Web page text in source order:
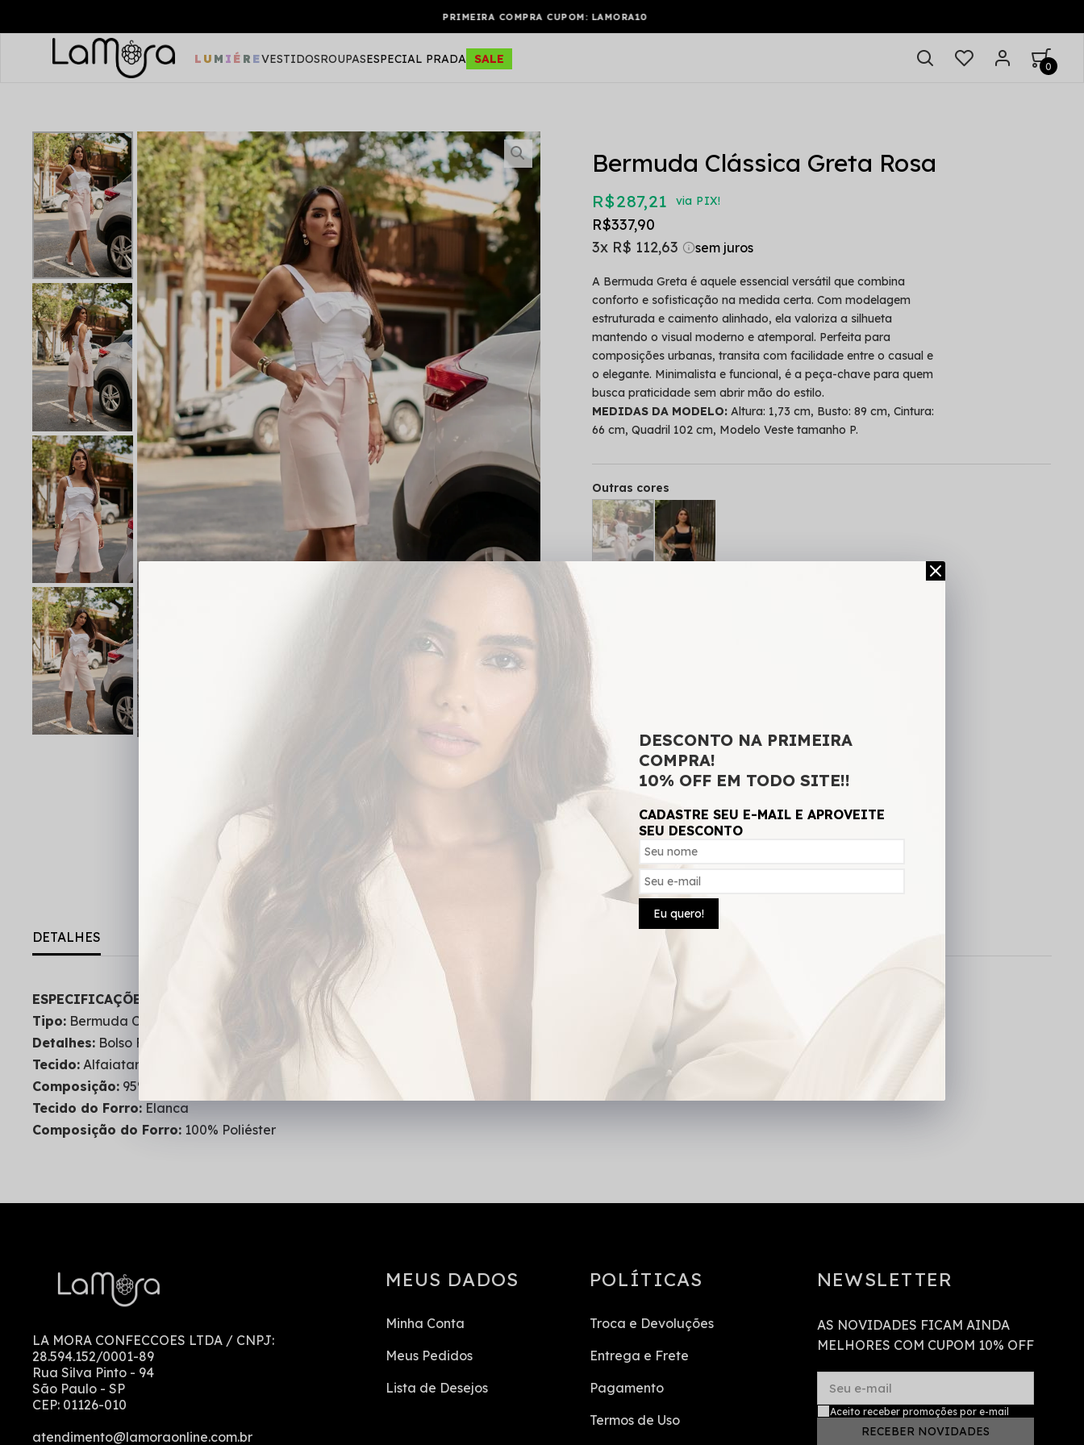
PRIMEIRA COMPRA CUPOM: LAMORA10
LUMIÉREVESTIDOSROUPASESPECIAL PRADA SALE 0
Bermuda Clássica Greta Rosa
R$ 287,21 via PIX!
R$ 337,90
3x R$ 112,63
A Bermuda Greta é aquele essencial versátil que combina
conforto e sofisticação na medida certa. Com modelagem
estruturada e caimento alinhado, ela valoriza a silhueta
mantendo o visual moderno e atemporal. Perfeita para
composições urbanas, transita com facilidade entre o casual e
o elegante. Minimalista e funcional, é a peça-chave para quem
busca praticidade sem abrir mão do estilo.
MEDIDAS DA MODELO: Altura: 1,73 cm, Busto: 89 cm, Cintura:
66 cm, Quadril 102 cm, Modelo Veste tamanho P.
Outras cores
M G GG
SKU:
DETALHES
ESPECIFICAÇÕES DO PRODUTO:
Tipo: Bermuda Clássica
Detalhes: Bolso Faca, Passante, Tecido não estica, Pence nas costas, Contém forro.
Tecido: Alfaiataria Veneta
Composição: 95% Poliéster - 5% Elastano
Tecido do Forro: Elanca
Composição do Forro: 100% Poliéster
LA MORA CONFECCOES LTDA / CNPJ:
28.594.152/0001-89
Rua Silva Pinto - 94
São Paulo - SP
CEP: 01126-010
atendimento@lamoraonline.com.br
MEUS DADOS
Minha Conta
Meus Pedidos
Lista de Desejos
POLÍTICAS
Troca e Devoluções
Entrega e Frete
Pagamento
Termos de Uso
NEWSLETTER
AS NOVIDADES FICAM AINDA
MELHORES COM CUPOM 10% OFF
Seu e-mail
RECEBER NOVIDADES
Aceito receber promoções por e-mail
DESCONTO NA PRIMEIRA
COMPRA!
10% OFF EM TODO SITE!!
CADASTRE SEU E-MAIL E APROVEITE
SEU DESCONTO
Eu quero!